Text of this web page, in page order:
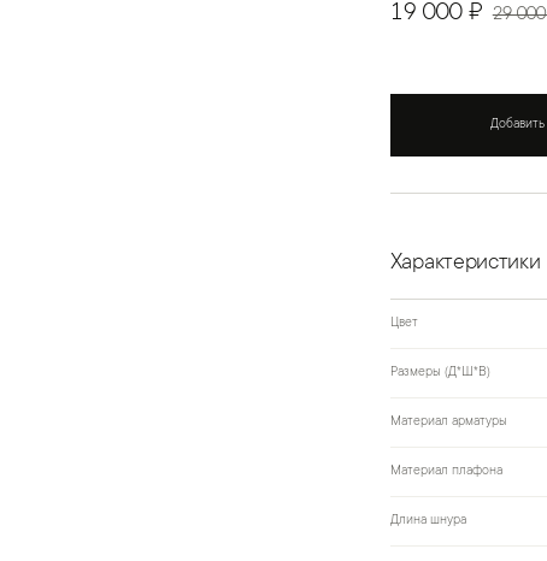
19 000 ₽ 29
Характеристики
Цвет
Размеры (Д*Ш*В)
Материал арматуры
Материал плафона
Длина шнура